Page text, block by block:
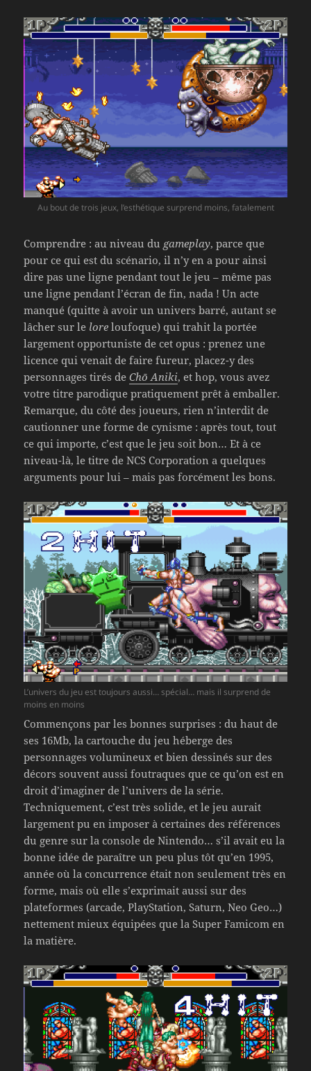
Au bout de trois jeux, l’esthétique surprend moins, fatalement
Comprendre : au niveau du gameplay, parce que
pour ce qui est du scénario, il n’y en a pour ainsi
dire pas une ligne pendant tout le jeu – même pas
une ligne pendant l’écran de fin, nada ! Un acte
manqué (quitte à avoir un univers barré, autant se
lâcher sur le lore loufoque) qui trahit la portée
largement opportuniste de cet opus : prenez une
licence qui venait de faire fureur, placez-y des
personnages tirés deChō Aniki, et hop, vous avez
votre titre parodique pratiquement prêt à emballer.
Remarque, du côté des joueurs, rien n’interdit de
cautionner une forme de cynisme : après tout, tout
ce qui importe, c’est que le jeu soit bon… Et à ce
niveau-là, le titre de NCS Corporation a quelques
arguments pour lui – mais pas forcément les bons.
L’univers du jeu est toujours aussi… spécial… mais il surprend de
moins en moins
Commençons par les bonnes surprises : du haut de
ses 16Mb, la cartouche du jeu héberge des
personnages volumineux et bien dessinés sur des
décors souvent aussi foutraques que ce qu’on est en
droit d’imaginer de l’univers de la série.
Techniquement, c’est très solide, et le jeu aurait
largement pu en imposer à certaines des références
du genre sur la console de Nintendo… s’il avait eu la
bonne idée de paraître un peu plus tôt qu’en 1995,
année où la concurrence était non seulement très en
forme, mais où elle s’exprimait aussi sur des
plateformes (arcade, PlayStation, Saturn, Neo Geo…)
nettement mieux équipées que la Super Famicom en
la matière.